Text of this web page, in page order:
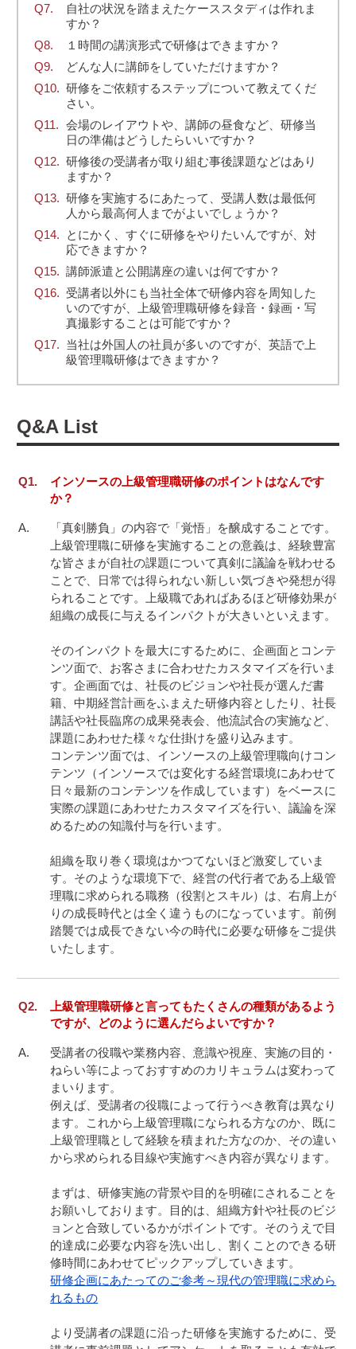
自社の状況を踏まえたケーススタディは作れま
すか？
１時間の講演形式で研修はできますか？
どんな人に講師をしていただけますか？
研修をご依頼するステップについて教えてくだ
さい。
会場のレイアウトや、講師の昼食など、研修当
日の準備はどうしたらいいですか？
研修後の受講者が取り組む事後課題などはあり
ますか？
研修を実施するにあたって、受講人数は最低何
人から最高何人までがよいでしょうか？
とにかく、すぐに研修をやりたいんですが、対
応できますか？
講師派遣と公開講座の違いは何ですか？
受講者以外にも当社全体で研修内容を周知した
いのですが、上級管理職研修を録音・録画・写
真撮影することは可能ですか？
当社は外国人の社員が多いのですが、英語で上
級管理職研修はできますか？
Q&AList
インソースの上級管理職研修のポイントはなんです
か？
「真剣勝負」の内容で「覚悟」を醸成することです。
上級管理職に研修を実施することの意義は、経験豊富
な皆さまが自社の課題について真剣に議論を戦わせる
ことで、日常では得られない新しい気づきや発想が得
られることです。上級職であればあるほど研修効果が
組織の成長に与えるインパクトが大きいといえます。
そのインパクトを最大にするために、企画面とコンテ
ンツ面で、お客さまに合わせたカスタマイズを行いま
す。企画面では、社長のビジョンや社長が選んだ書
籍、中期経営計画をふまえた研修内容としたり、社長
講話や社長臨席の成果発表会、他流試合の実施など、
課題にあわせた様々な仕掛けを盛り込みます。
コンテンツ面では、インソースの上級管理職向けコン
テンツ（インソースでは変化する経営環境にあわせて
日々最新のコンテンツを作成しています）をベースに
実際の課題にあわせたカスタマイズを行い、議論を深
めるための知識付与を行います。
組織を取り巻く環境はかつてないほど激変していま
す。そのような環境下で、経営の代行者である上級管
理職に求められる職務（役割とスキル）は、右肩上が
りの成長時代とは全く違うものになっています。前例
踏襲では成長できない今の時代に必要な研修をご提供
いたします。
上級管理職研修と言ってもたくさんの種類があるよう
ですが、どのように選んだらよいですか？
受講者の役職や業務内容、意識や視座、実施の目的・
ねらい等によっておすすめのカリキュラムは変わって
まいります。
例えば、受講者の役職によって行うべき教育は異なり
ます。これから上級管理職になられる方なのか、既に
上級管理職として経験を積まれた方なのか、その違い
から求められる目線や実施すべき内容が異なります。
まずは、研修実施の背景や目的を明確にされることを
お願いしております。目的は、組織方針や社長のビジ
ョンと合致しているかがポイントです。そのうえで目
的達成に必要な内容を洗い出し、割くことのできる研
研修企画にあたってのご参考～現代の管理職に求めら
れるもの
より受講者の課題に沿った研修を実施するために、受